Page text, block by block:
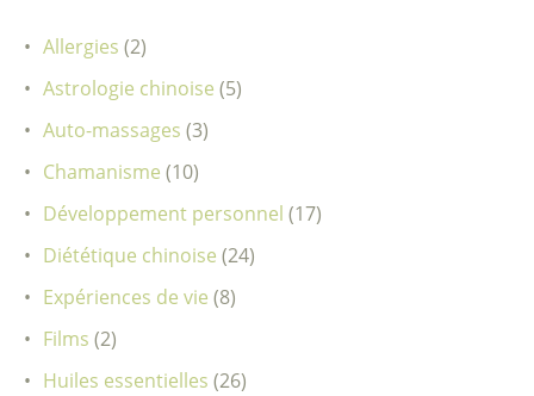
Allergies (2)
Astrologie chinoise (5)
Auto-massages (3)
Chamanisme (10)
Développement personnel (17)
Diététique chinoise (24)
Expériences de vie (8)
Films (2)
Huiles essentielles (26)